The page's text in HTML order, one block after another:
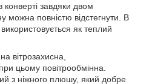
конверті завдяки двом
можна повністю відстегнути. В
як теплий
вітрозахисна,
цьому повітрообмінна.
з ніжного плюшу, який добре